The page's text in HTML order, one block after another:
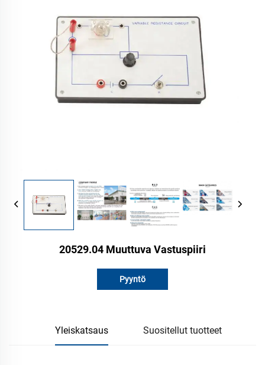
20529.04 Muuttuva Vastuspiiri
Pyyntö
Yleiskatsaus Suositellut tuotteet